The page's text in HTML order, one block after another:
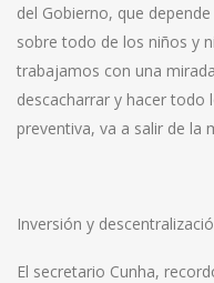
del Gobierno, que
sobre todo de los niños y
trabajamos con una
descacharrar y hacer todo
preventiva, va a salir de la
Inversión y
El secretario Cunha,